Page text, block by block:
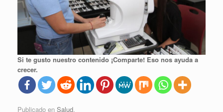
Si te gusto nuestro contenido ¡Comparte! Eso nos ayuda a
crecer.
Publicado en Salud.